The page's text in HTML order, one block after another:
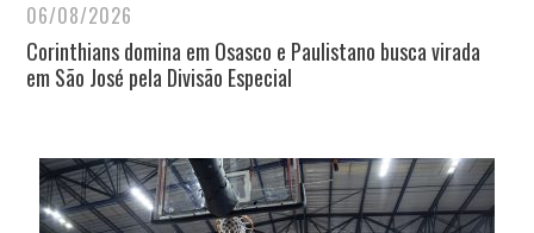
06/08/2026
Corinthians domina em Osasco e Paulistano busca virada
em São José pela Divisão Especial